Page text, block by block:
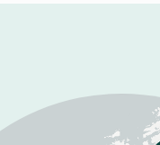
Retten til reparasjon